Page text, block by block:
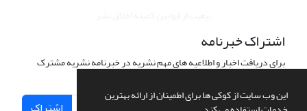
این وب سایت از کوکی ها برای اطمینان از ارائه بهترین
اشتراک خبرنامه
برای دریافت اخبار و اطلاعیه های مهم نشریه در خبرنامه نشریه مشترک